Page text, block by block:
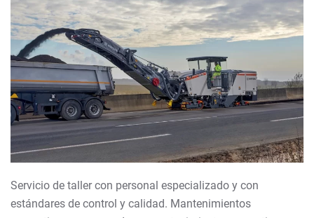
Servicio de taller con personal especializado y con
estándares de control y calidad. Mantenimientos